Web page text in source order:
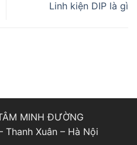
Linh kiện DIP là gì
MINH ĐƯỜNG
Thanh Xuân – Hà Nội